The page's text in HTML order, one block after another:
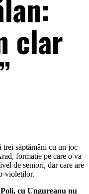
clar
trei săptămâni cu un joc
formaţie pe care o va
de seniori, dar care are
violeţilor.
cu Ungureanu nu